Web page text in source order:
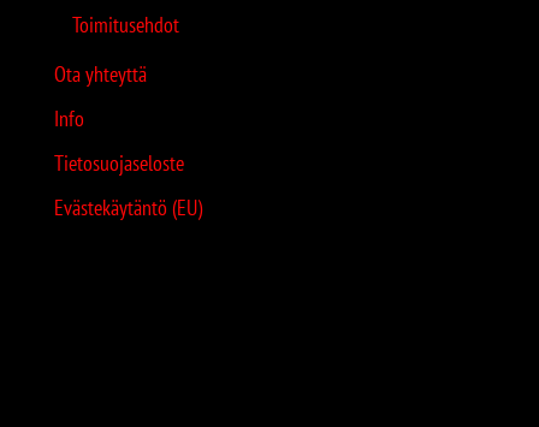
Toimitusehdot
Ota yhteyttä
Info
Tietosuojaseloste
Evästekäytäntö (EU)